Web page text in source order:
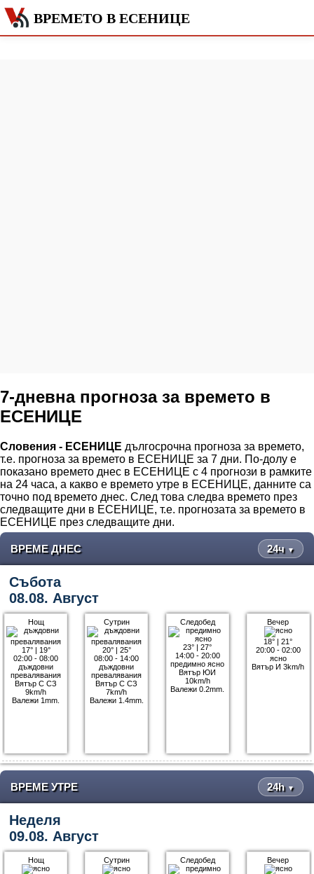
ВРЕМЕТО В ЕСЕНИЦЕ
7-дневна прогноза за времето в
ЕСЕНИЦЕ
Словения - ЕСЕНИЦЕ дългосрочна прогноза за времето,
т.е. прогноза за времето в ЕСЕНИЦЕ за 7 дни. По-долу е
показано времето днес в ЕСЕНИЦЕ с 4 прогнози в рамките
на 24 часа, а какво е времето утре в ЕСЕНИЦЕ, данните са
точно под времето днес. След това следва времето през
следващите дни в ЕСЕНИЦЕ, т.е. прогнозата за времето в
ЕСЕНИЦЕ през следващите дни.
ВРЕМЕ ДНЕС 24ч ▼
Събота
08.08. Август
Нощ
17°| 19°
02:00 - 08:00
дъждовни
превалявания
Вятър С СЗ
9km/h
Валежи 1mm.
Сутрин
20°| 25°
08:00 - 14:00
дъждовни
превалявания
Вятър С СЗ
7km/h
Валежи 1.4mm.
Следобед
23° |27°
14:00 - 20:00
предимно ясно
Вятър ЮИ
10km/h
Валежи 0.2mm.
Вечер
18° |21°
20:00 - 02:00
ясно
Вятър И 3km/h
ВРЕМЕ УТРЕ 24h ▼
Неделя
09.08. Август
Нощ Сутрин Следобед Вечер